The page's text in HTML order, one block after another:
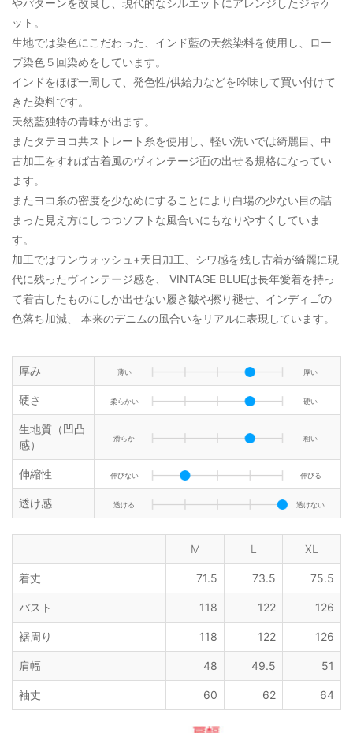
やパターンを改良し、現代的なシルエットにアレンジしたジャケ
ット。
生地では染色にこだわった、インド藍の天然染料を使用し、ロー
プ染色５回染めをしています。
インドをほぼ一周して、発色性/供給力などを吟味して買い付けて
きた染料です。
天然藍独特の青味が出ます。
またタテヨコ共ストレート糸を使用し、軽い洗いでは綺麗目、中
古加工をすれば古着風のヴィンテージ面の出せる規格になってい
ます。
またヨコ糸の密度を少なめにすることにより白場の少ない目の詰
まった見え方にしつつソフトな風合いにもなりやすくしていま
す。
加工ではワンウォッシュ+天日加工、シワ感を残し古着が綺麗に現
代に残ったヴィンテージ感を、 VINTAGE BLUEは長年愛着を持っ
て着古したものにしか出せない履き皺や擦り褪せ、インディゴの
色落ち加減、 本来のデニムの風合いをリアルに表現しています。
厚み 薄い 厚い
硬さ 柔らかい 硬い
生地質（凹凸
感）
滑らか 粗い
伸縮性 伸びない 伸びる
透け感 透ける 透けない
M L XL
着丈 71.5 73.5 75.5
バスト 118 122 126
裾周り 118 122 126
肩幅 48 49.5 51
袖丈 60 62 64